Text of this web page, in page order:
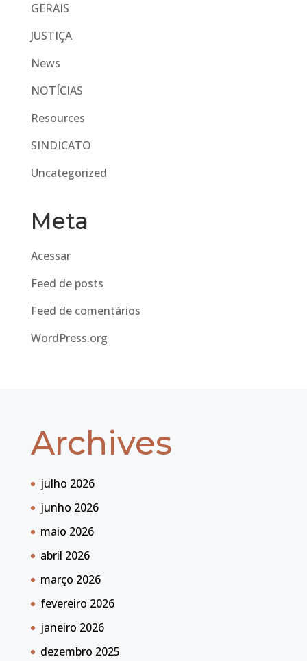
GERAIS
JUSTIÇA
News
NOTÍCIAS
Resources
SINDICATO
Uncategorized
Meta
Acessar
Feed de posts
Feed de comentários
WordPress.org
Archives
julho 2026
junho 2026
maio 2026
abril 2026
março 2026
fevereiro 2026
janeiro 2026
dezembro 2025